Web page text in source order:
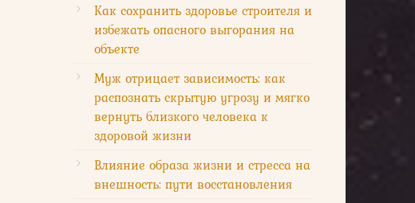
Как сохранить здоровье строителя и
избежать опасного выгорания на
объекте
Муж отрицает зависимость: как
распознать скрытую угрозу и мягко
вернуть близкого человека к
здоровой жизни
Влияние образа жизни и стресса на
внешность: пути восстановления